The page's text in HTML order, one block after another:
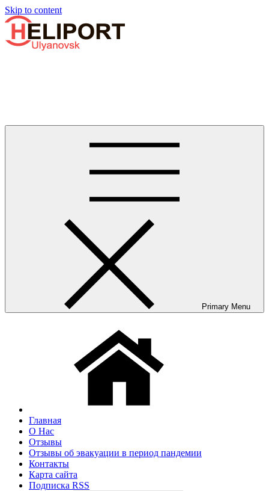
Skip to content
Primary Menu
Главная
О Нас
Отзывы
Отзывы об эвакуации в период пандемии
Контакты
Карта сайта
Подписка RSS